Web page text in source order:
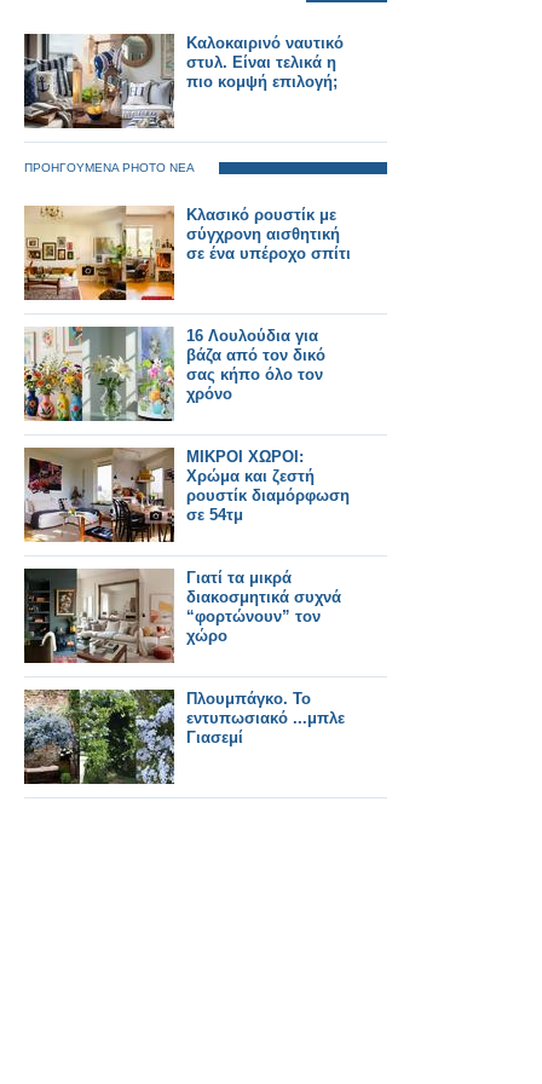
Καλοκαιρινό ναυτικό
στυλ. Είναι τελικά η
πιο κομψή επιλογή;
ΠΡΟΗΓΟΥΜΕΝΑ PHOTO ΝΕΑ
Κλασικό ρουστίκ με
σύγχρονη αισθητική
σε ένα υπέροχο σπίτι
16 Λουλούδια για
βάζα από τον δικό
σας κήπο όλο τον
χρόνο
ΜΙΚΡΟΙ ΧΩΡΟΙ:
Χρώμα και ζεστή
ρουστίκ διαμόρφωση
σε 54τμ
Γιατί τα μικρά
διακοσμητικά συχνά
“φορτώνουν” τον
χώρο
Πλουμπάγκο. Το
εντυπωσιακό ...μπλε
Γιασεμί